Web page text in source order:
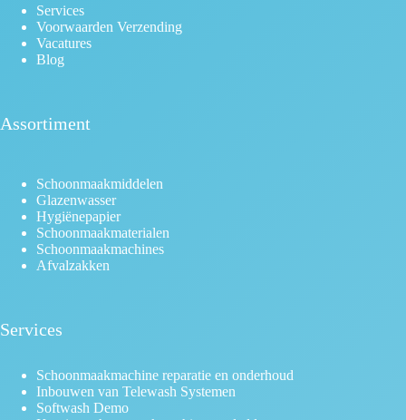
Services
Voorwaarden Verzending
Vacatures
Blog
Assortiment
Schoonmaakmiddelen
Glazenwasser
Hygiënepapier
Schoonmaakmaterialen
Schoonmaakmachines
Afvalzakken
Services
Schoonmaakmachine reparatie en onderhoud
Inbouwen van Telewash Systemen
Softwash Demo